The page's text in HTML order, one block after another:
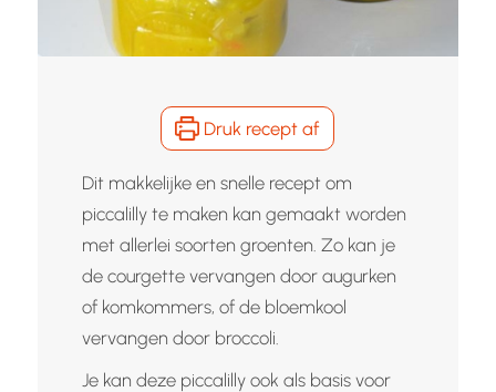
Druk recept af
Dit makkelijke en snelle recept om
piccalilly te maken kan gemaakt worden
met allerlei soorten groenten. Zo kan je
de courgette vervangen door augurken
of komkommers, of de bloemkool
vervangen door broccoli.
Je kan deze piccalilly ook als basis voor